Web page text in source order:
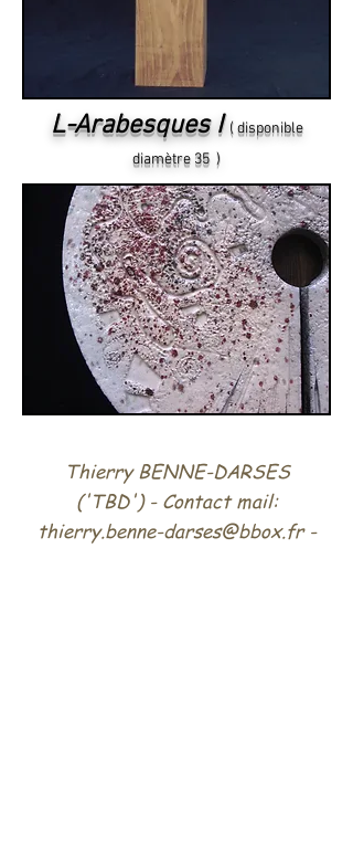
L-Arabesques I( disponible
diamètre 35 )
Thierry BENNE-DARSES
('TBD') - Contact mail:
thierry.benne-darses@bbox.fr-